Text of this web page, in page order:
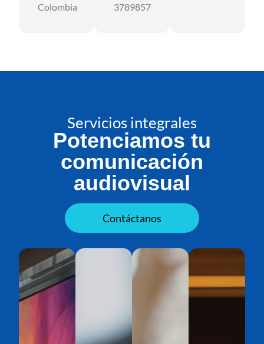
Colombia
3789857
Servicios integrales
Potenciamos tu
comunicación
audiovisual
Contáctanos